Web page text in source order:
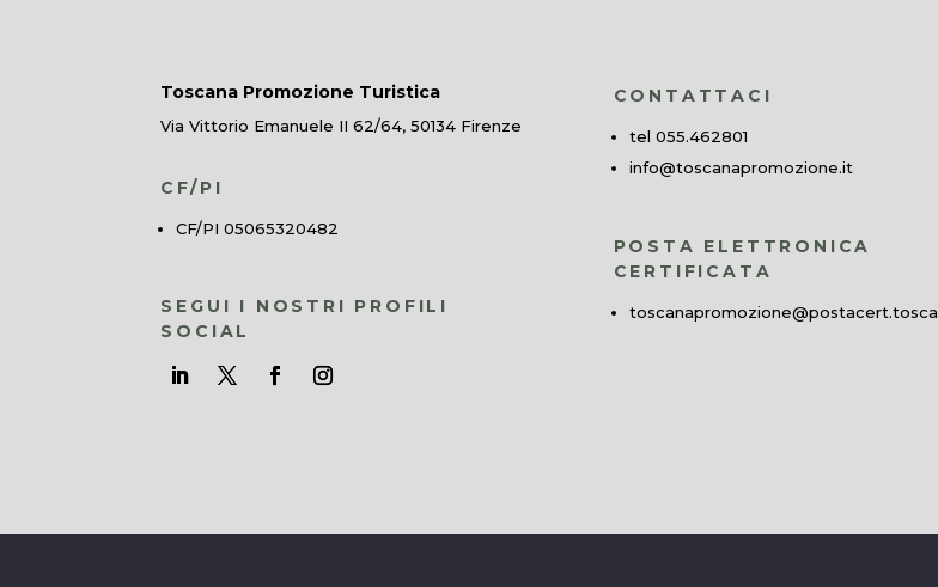
Toscana Promozione Turistica
Via Vittorio Emanuele II 62/64, 50134 Firenze
CF/PI
CF/PI 05065320482
SEGUI I NOSTRI PROFILI
SOCIAL
CONTATTACI
tel 055.462801
info@toscanapromozione.it
POSTA ELETTRONICA
CERTIFICATA